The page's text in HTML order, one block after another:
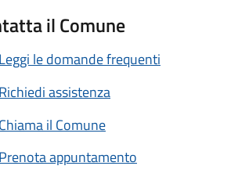
il Comune
Leggi le domande frequenti
Richiedi assistenza
Chiama il Comune
Prenota appuntamento